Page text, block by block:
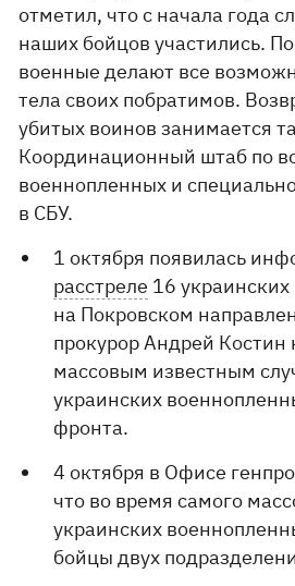
отметил, что с начала года
наших бойцов участились.
военные делают все
тела своих побратимов.
убитых воинов занимается
Координационный штаб по
военнопленных и
в СБУ.
1 октября появилась
расстреле 16
на Покровском
прокурор Андрей Костин
массовым известным
украинских
фронта.
4 октября в Офисе
что во время самого
украинских
бойцы двух